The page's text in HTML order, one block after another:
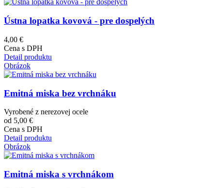
Ústna lopatka kovová - pre dospelých
4,00 €
Cena s DPH
Detail produktu
Obrázok
Emitná miska bez vrchnáku
Vyrobené z nerezovej ocele
od 5,00 €
Cena s DPH
Detail produktu
Obrázok
Emitná miska s vrchnákom